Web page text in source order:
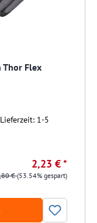
Thor Flex
1-5
2,23 € *
€(53.54% gespart)